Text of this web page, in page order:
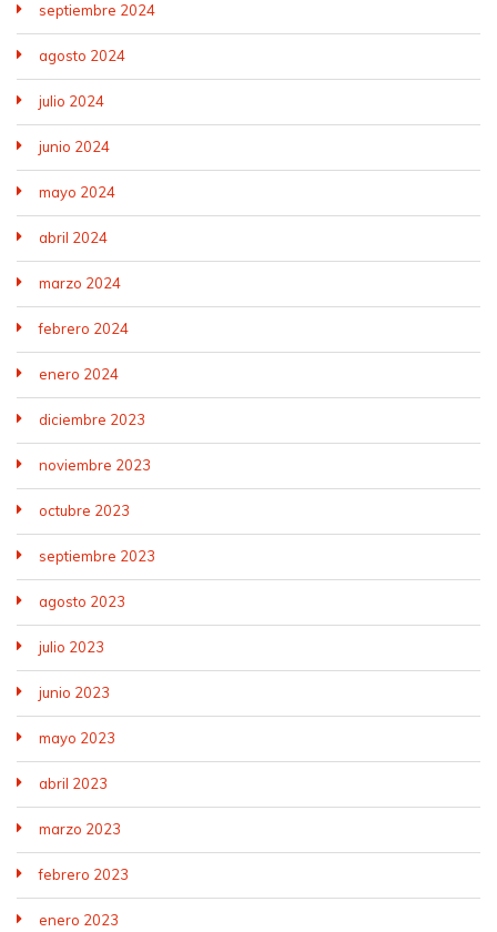
septiembre 2024
agosto 2024
julio 2024
junio 2024
mayo 2024
abril 2024
marzo 2024
febrero 2024
enero 2024
diciembre 2023
noviembre 2023
octubre 2023
septiembre 2023
agosto 2023
julio 2023
junio 2023
mayo 2023
abril 2023
marzo 2023
febrero 2023
enero 2023